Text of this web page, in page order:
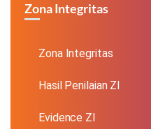
Zona Integritas
Zona Integritas
Hasil Penilaian ZI
Evidence ZI